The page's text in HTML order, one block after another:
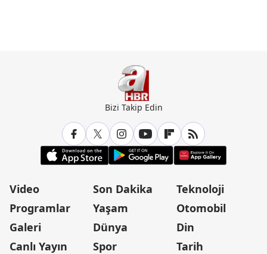
Bizi Takip Edin
Video
Programlar
Galeri
Canlı Yayın
Son Dakika
Yaşam
Dünya
Spor
Teknoloji
Otomobil
Din
Tarih